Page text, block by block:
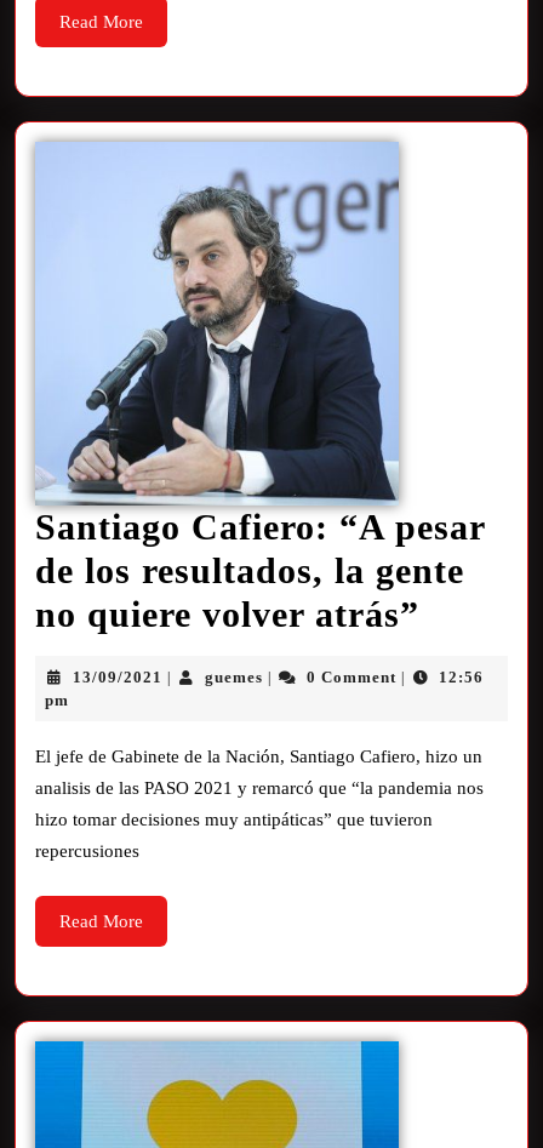
Read More
Santiago Cafiero: “A pesar
de los resultados, la gente
no quiere volver atrás”
13/09/2021 guemes 0 Comment
12:56
pm
El jefe de Gabinete de la Nación, Santiago Cafiero, hizo un
analisis de las PASO 2021 y remarcó que “la pandemia nos
hizo tomar decisiones muy antipáticas” que tuvieron
repercusiones
Read More